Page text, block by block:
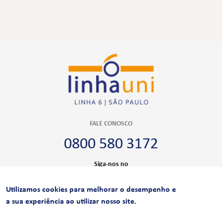
FALE CONOSCO
0800 580 3172
Siga-nos no
CERTIFICAÇÕES
Utilizamos cookies para melhorar o desempenho e
a sua experiência ao utilizar nosso site.